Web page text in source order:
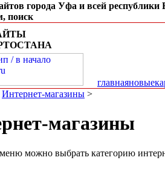
города Уфа и всей
поиск
главнаяновые
Интернет-магазины >
магазины
можно выбрать категорию